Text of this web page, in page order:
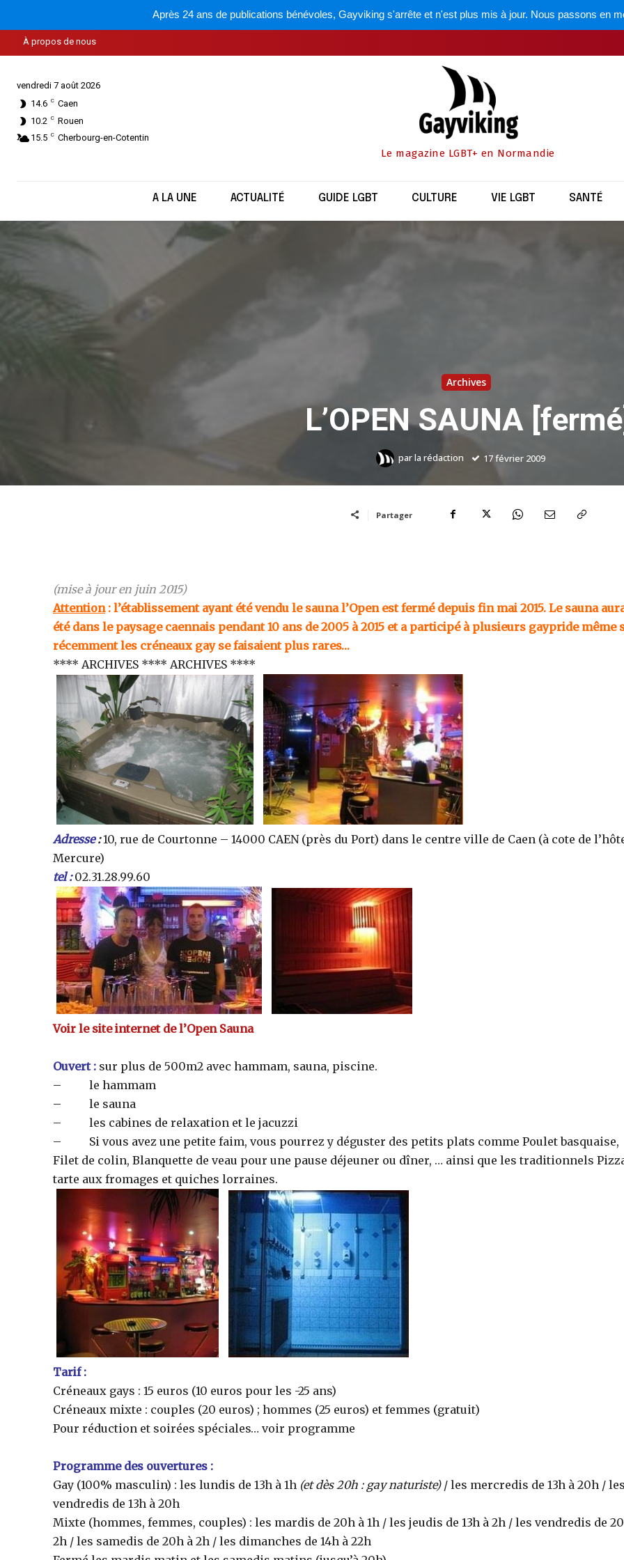
Après 24 ans de publications bénévoles, Gayviking s'arrête et n'est plus mis à jour. Nous passons en
À propos de nous
vendredi 7 août 2026
14.6 C Caen
10.2
C Rouen
15.5 C Cherbourg-en-Cotentin
Le magazine LGBT+ en Normandie
A LA UNE ACTUALITÉ GUIDE LGBT CULTURE VIE LGBT SANTÉ
Archives
L’OPEN SAUNA
parla rédaction 17 février 2009
Partager
(mise à jour en juin 2015)
Attention: l’établissement ayant été vendu le sauna l’Open est fermé depuis fin mai 2015. Le sauna
été dans le paysage caennais pendant 10 ans de 2005 à 2015 et a participé à plusieurs gaypride même
récemment les créneaux gay se faisaient plus rares…
**** ARCHIVES **** ARCHIVES ****
Adresse:10, rue de Courtonne – 14000 CAEN (près du Port) dans le centre ville de Caen (à cote de
Mercure)
tel : 02.31.28.99.60
Voir le site internet de l’Open Sauna
Ouvert : sur plus de 500m2 avec hammam, sauna, piscine.
– le hammam
– le sauna
– les cabines de relaxation et le jacuzzi
– Si vous avez une petite faim, vous pourrez y déguster des petits plats comme Poulet basquaise,
Filet de colin, Blanquette de veau pour une pause déjeuner ou dîner, … ainsi que les traditionnels
tarte aux fromages et quiches lorraines.
Tarif :
Créneaux gays : 15 euros (10 euros pour les -25 ans)
Créneaux mixte : couples (20 euros) ; hommes (25 euros) et femmes (gratuit)
Pour réduction et soirées spéciales… voir programme
Programme des ouvertures :
Gay (100% masculin) : les lundis de 13h à 1h (et dès 20h : gay naturiste)/ les mercredis de 13h à 20h /
vendredis de 13h à 20h
Mixte (hommes, femmes, couples) : les mardis de 20h à 1h / les jeudis de 13h à 2h / les vendredis de
2h / les samedis de 20h à 2h / les dimanches de 14h à 22h